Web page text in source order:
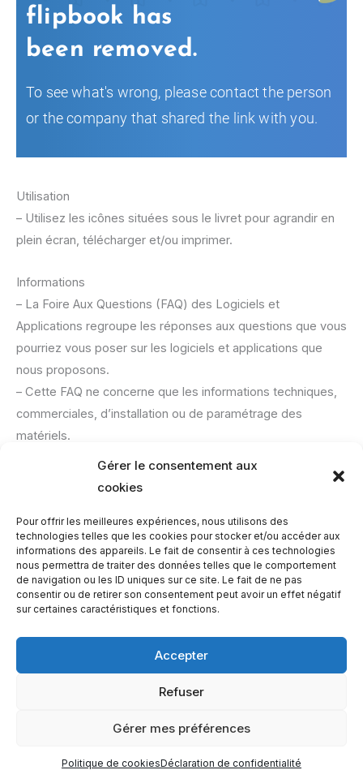
Gérer le consentement aux
cookies
Pour offrir les meilleures expériences, nous utilisons des
technologies telles que les cookies pour stocker et/ou accéder aux
informations des appareils. Le fait de consentir à ces technologies
nous permettra de traiter des données telles que le comportement
de navigation ou les ID uniques sur ce site. Le fait de ne pas
consentir ou de retirer son consentement peut avoir un effet négatif
sur certaines caractéristiques et fonctions.
Accepter
Refuser
Gérer mes préférences
Politique de cookiesDéclaration de confidentialité
Utilisation
– Utilisez les icônes situées sous le livret pour agrandir en
plein écran, télécharger et/ou imprimer.
Informations
– La Foire Aux Questions (FAQ) des Logiciels et
Applications regroupe les réponses aux questions que vous
pourriez vous poser sur les logiciels et applications que
nous proposons.
– Cette FAQ ne concerne que les informations techniques,
commerciales, d’installation ou de paramétrage des
matériels.
– Pour l’installation, un tutoriel est à votre disposition pour
chaque logiciel ou applications.
Poser une question
– Merci d’utiliser le formulaire :
>>> Poser une question
H1Y 2J9 Canada